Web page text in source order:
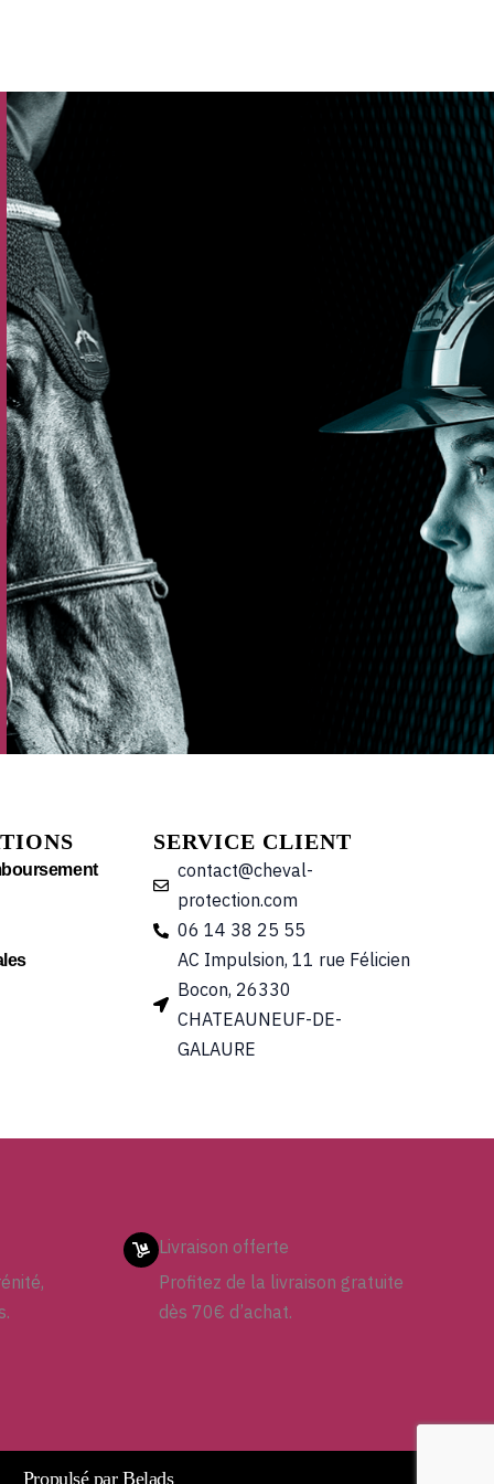
SERVICE CLIENT
contact@cheval-
protection.com
06 14 38 25 55
AC Impulsion, 11 rue Félicien
Bocon, 26330
CHATEAUNEUF-DE-
GALAURE
Livraison offerte
Profitez de la livraison gratuite
dès 70€ d’achat.
Propulsé par Belads